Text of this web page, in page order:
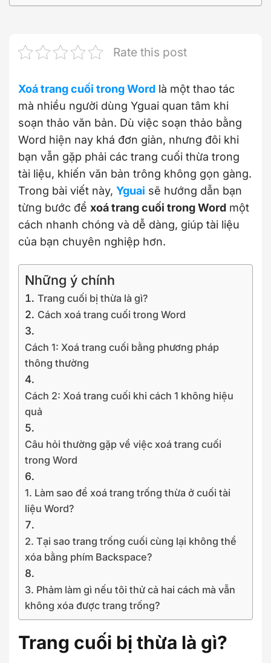
Rate this post
Xoá trang cuối trong Word là một thao tác
mà nhiều người dùng Yguai quan tâm khi
soạn thảo văn bản. Dù việc soạn thảo bằng
Word hiện nay khá đơn giản, nhưng đôi khi
bạn vẫn gặp phải các trang cuối thừa trong
tài liệu, khiến văn bản trông không gọn gàng.
Trong bài viết này, Yguai sẽ hướng dẫn bạn
từng bước để xoá trang cuối trong Word một
cách nhanh chóng và dễ dàng, giúp tài liệu
của bạn chuyên nghiệp hơn.
Những ý chính
Trang cuối bị thừa là gì?
Cách xoá trang cuối trong Word
Cách 1: Xoá trang cuối bằng phương pháp
thông thường
Cách 2: Xoá trang cuối khi cách 1 không hiệu
quả
Câu hỏi thường gặp về việc xoá trang cuối
trong Word
1. Làm sao để xoá trang trống thừa ở cuối tài
liệu Word?
2. Tại sao trang trống cuối cùng lại không thể
xóa bằng phím Backspace?
3. Phảm làm gì nếu tôi thử cả hai cách mà vẫn
không xóa được trang trống?
Trang cuối bị thừa là gì?